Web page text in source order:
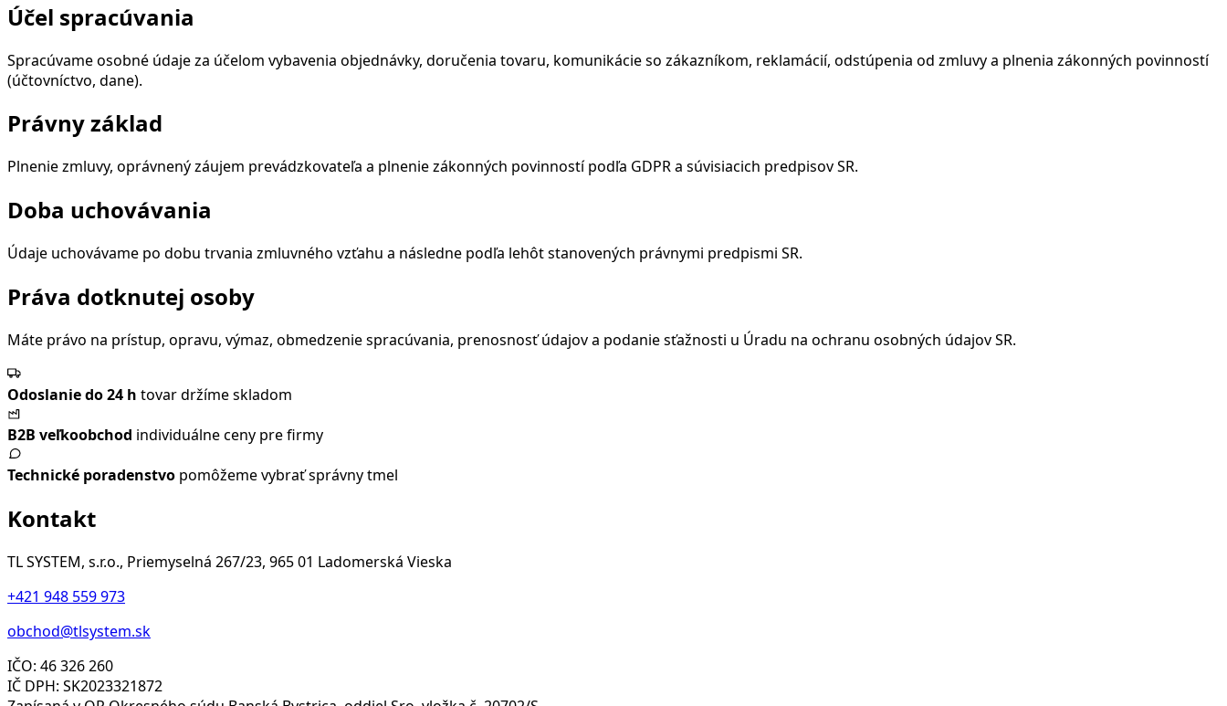
Účel spracúvania
Spracúvame osobné údaje za účelom vybavenia objednávky, doručenia tovaru, komunikácie so zákazníkom, reklamácií, odstúpenia od zmluvy a plnenia zákonných povinností
(účtovníctvo, dane).
Právny základ
Plnenie zmluvy, oprávnený záujem prevádzkovateľa a plnenie zákonných povinností podľa GDPR a súvisiacich predpisov SR.
Doba uchovávania
Údaje uchovávame po dobu trvania zmluvného vzťahu a následne podľa lehôt stanovených právnymi predpismi SR.
Práva dotknutej osoby
Máte právo na prístup, opravu, výmaz, obmedzenie spracúvania, prenosnosť údajov a podanie sťažnosti u Úradu na ochranu osobných údajov SR.
Odoslanie do 24 h tovar držíme skladom
B2B veľkoobchod individuálne ceny pre firmy
Technické poradenstvo pomôžeme vybrať správny tmel
Kontakt
TL SYSTEM, s.r.o., Priemyselná 267/23, 965 01 Ladomerská Vieska
+421 948 559 973
obchod@tlsystem.sk
IČO: 46 326 260
IČ DPH: SK2023321872